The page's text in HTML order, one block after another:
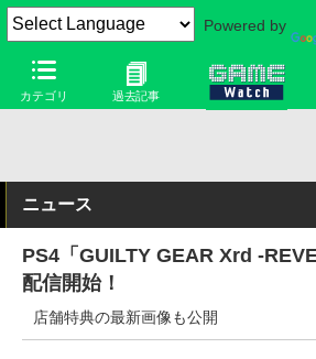
Powered by
カテゴリ 過去記事
ニュース
PS4「GUILTY GEAR Xrd -
配信開始！
店舗特典の最新画像も公開